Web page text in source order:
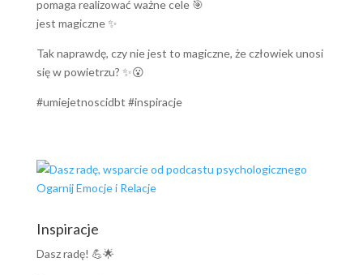
pomaga realizować ważne cele 🎯
jest magiczne ✨
Tak naprawdę, czy nie jest to magiczne, że człowiek unosi
się w powietrzu? ✨😮
#umiejetnoscidbt #inspiracje
Inspiracje
Dasz radę! 💪🌟